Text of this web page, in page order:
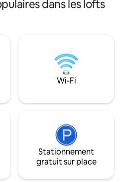
rte 132 est,
et de ses
station
fine,
couché de
camping.
et avec un accès
profitez-en ! Un «
extérieur offre un
admirer le lever
simplement
dans les lofts
Wi-Fi
Stationnement
gratuit sur place